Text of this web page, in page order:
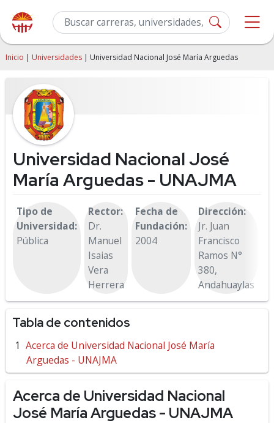
Inicio | Universidades | Universidad Nacional José María Arguedas
Universidad Nacional José
María Arguedas - UNAJMA
Tipo de
Universidad:
Pública
Rector:
Dr.
Manuel
Isaias
Vera
Herrera
Fecha de
Fundación:
2004
Dirección:
Jr. Juan
Francisco
Ramos N°
380,
Andahuaylas
Tabla de contenidos
Acerca de Universidad Nacional José María
Arguedas - UNAJMA
Acerca de Universidad Nacional
José María Arguedas - UNAJMA